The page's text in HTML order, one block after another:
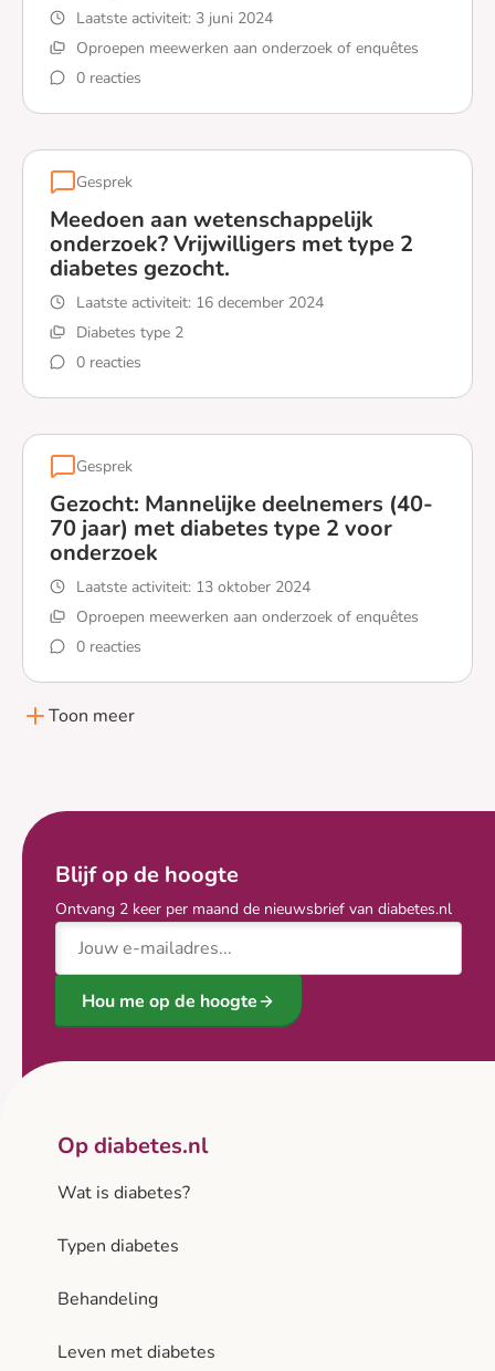
Laatste activiteit: 3 juni 2024
Oproepen meewerken aan onderzoek of enquêtes
0 reacties
Lees meer over Gezocht - Mensen met Diabetes type
Gesprek
Meedoen aan wetenschappelijk
onderzoek? Vrijwilligers met type 2
diabetes gezocht.
Laatste activiteit: 16 december 2024
Diabetes type 2
0 reacties
Lees meer over Meedoen aan wetenschappelijk
Gesprek
Gezocht: Mannelijke deelnemers (40-
70 jaar) met diabetes type 2 voor
onderzoek
Laatste activiteit: 13 oktober 2024
Oproepen meewerken aan onderzoek of enquêtes
0 reacties
Lees meer over Gezocht: Mannelijke deelnemers (40-
Toon meer
Blijf op de hoogte
Ontvang 2 keer per maand de nieuwsbrief van diabetes.nl
E-mailadres
Hou me op de hoogte
Op diabetes.nl
Wat is diabetes?
Typen diabetes
Behandeling
Leven met diabetes